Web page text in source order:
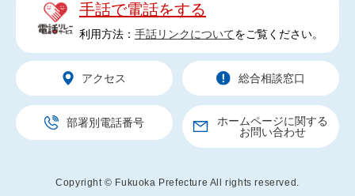
手話で電話をする
利用方法： 手話リンクについてをご覧ください。
アクセス 総合相談窓口
部署別電話番号
ホームページに関する
お問い合わせ
Copyright © Fukuoka Prefecture All rights reserved.